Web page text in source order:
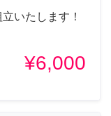
いたします！
¥6,000